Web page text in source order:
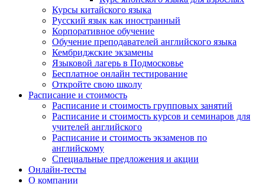
Курсы китайского языка
Русский язык как иностранный
Корпоративное обучение
Обучение преподавателей английского языка
Кембриджские экзамены
Языковой лагерь в Подмосковье
Бесплатное онлайн тестирование
Откройте свою школу
Расписание и стоимость
Расписание и стоимость групповых занятий
Расписание и стоимость курсов и семинаров для
учителей английского
Расписание и стоимость экзаменов по
английскому
Специальные предложения и акции
Онлайн-тесты
О компании